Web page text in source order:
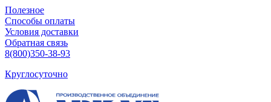
Полезное
Способы оплаты
Условия доставки
Обратная связь
8(800)350-38-93
Круглосуточно